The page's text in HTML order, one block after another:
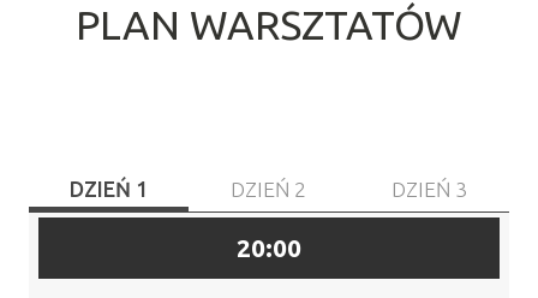
PLAN WARSZTATÓW
DZIEŃ 1 DZIEŃ 2 DZIEŃ 3
20:00